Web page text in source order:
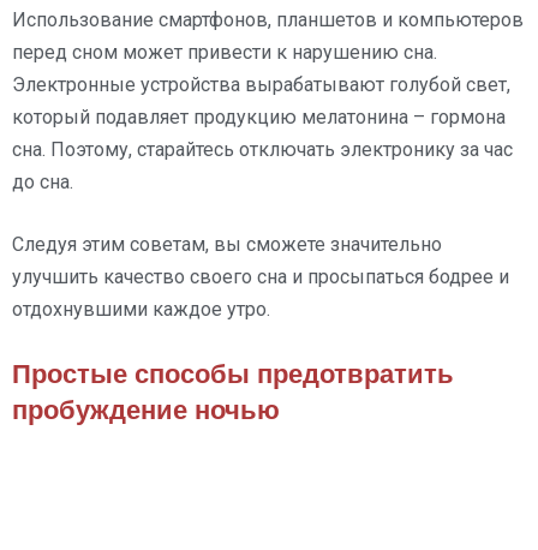
Использование смартфонов, планшетов и компьютеров
перед сном может привести к нарушению сна.
Электронные устройства вырабатывают голубой свет,
который подавляет продукцию мелатонина – гормона
сна. Поэтому, старайтесь отключать электронику за час
до сна.
Следуя этим советам, вы сможете значительно
улучшить качество своего сна и просыпаться бодрее и
отдохнувшими каждое утро.
Простые способы предотвратить
пробуждение ночью